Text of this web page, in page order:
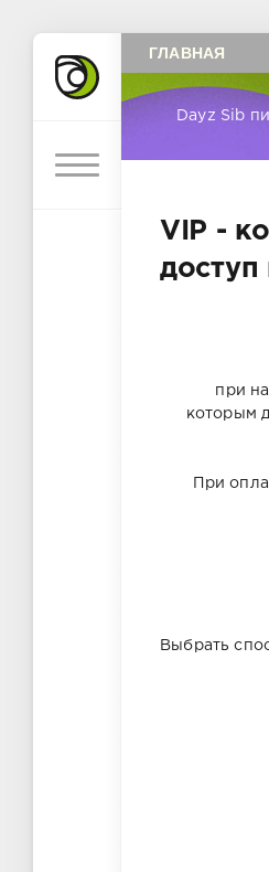
ГЛАВНАЯ
Dayz Sib
VIP -
доступ
при
которым
При
Выбрать